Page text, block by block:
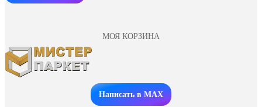
МОЯ КОРЗИНА
Заказать звонок
Написать в MAX